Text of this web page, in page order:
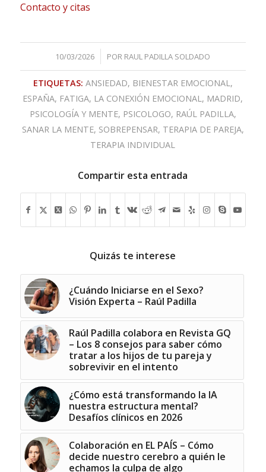
Contacto y citas
10/03/2026
/ POR RAUL PADILLA SOLDADO
ETIQUETAS: ANSIEDAD, BIENESTAR EMOCIONAL,
ESPAÑA, FATIGA, LA CONEXIÓN EMOCIONAL, MADRID,
PSICOLOGÍA Y MENTE, PSICOLOGO, RAÚL PADILLA,
SANAR LA MENTE, SOBREPENSAR, TERAPIA DE PAREJA,
TERAPIA INDIVIDUAL
Compartir esta entrada
Quizás te interese
¿Cuándo Iniciarse en el Sexo?
Visión Experta – Raúl Padilla
Raúl Padilla colabora en Revista GQ
– Los 8 consejos para saber cómo
tratar a los hijos de tu pareja y
sobrevivir en el intento
¿Cómo está transformando la IA
nuestra estructura mental?
Desafíos clínicos en 2026
Colaboración en EL PAÍS – Cómo
decide nuestro cerebro a quién le
echamos la culpa de algo